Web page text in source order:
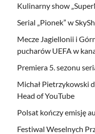
Kulinarny show
Serial „Pionek” w
Mecze Jagiellonii i
pucharów UEFA w
Premiera 5. sezonu
Michał Pietrzykowski
Head of YouTube
Polsat kończy emisję
Festiwal Weselnych